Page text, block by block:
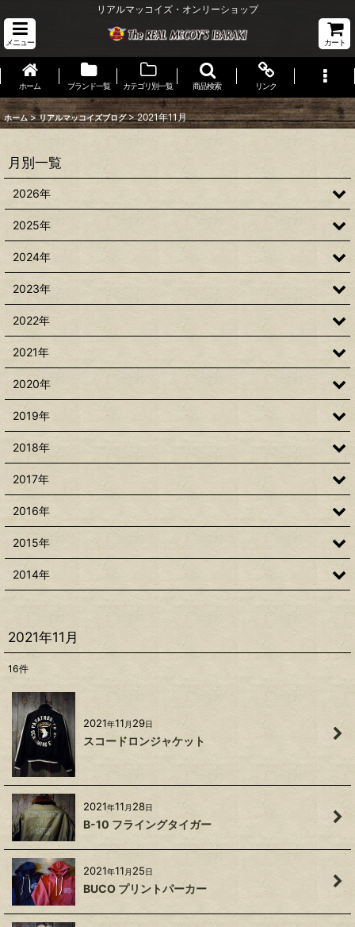
リアルマッコイズ・オンリーショップ
メニュー カート
ホーム ブランド一覧 カテゴリ別一覧 商品検索 リンク
ホーム > リアルマッコイズブログ > 2021年11月
2021年11月
16件
2021年11 月 29日
スコードロンジャケット
2021年11 月 28日
B-10 フライングタイガー
2021年11 月 25日
BUCO プリントパーカー
月別一覧
2026年
2025年
2024年
2023年
2022年
2021年
2020年
2019年
2018年
2017年
2016年
2015年
2014年